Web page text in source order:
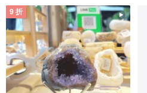
9 折